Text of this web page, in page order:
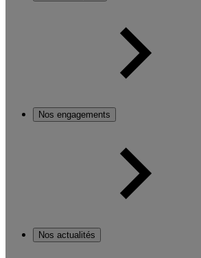
Nos engagements
Nos actualités